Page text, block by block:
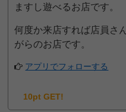
ますし遊べるお店です。
何度か来店すれば店員さ
がらのお店です。
アプリでフォローする
10pt GET!